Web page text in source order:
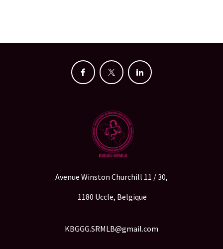
Avenue Winston Churchill 11 / 30,
1180 Uccle, Belgique
KBGGG.SRMLB@gmail.com